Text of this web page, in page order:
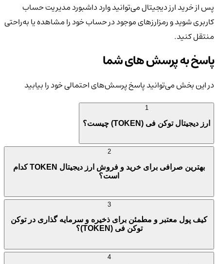
پس از خرید ارز دیجیتال می‌توانید وارد داشبورد مدیریت حساب
کاربری شوید و رمزارزهای موجود در حساب خود را مشاهده یا به‌راحتی
منتقل کنید.
پاسخ به پرسش های شما
در این بخش می‌توانید پاسخ پرسش‌های احتمالی خود را بیابید
ارز دیجیتال توکن فی (TOKEN) چیست؟
بهترین صرافی برای خرید و فروش ارز دیجیتال TOKEN کدام
است؟
کیف پول معتبر و مطمئن برای ذخیره و سرمایه گذاری در توکن
توکن فی (TOKEN)؟